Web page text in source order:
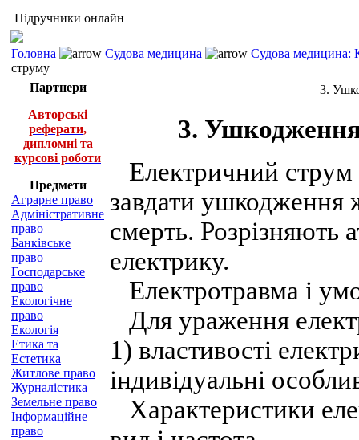
Підручники онлайн
Головна Судова медицина
Судова медицина:
струму
Партнери
Авторські
реферати,
дипломні та
курсові роботи
Предмети
Аграрне право
Адміністративне
право
Банківське
право
Господарське
право
Екологічне
право
Екологія
Етика та
Естетика
Житлове право
Журналістика
Земельне право
Інформаційне
право
3.
3. Ушкодження
Електричний струм
завдати ушкодження
смерть. Розрізняють
електрику.
Електротравма і
Для ураження
1) властивості
індивідуальні
Характеристики